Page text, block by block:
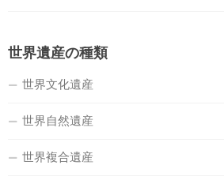
世界遺産の種類
世界文化遺産
世界自然遺産
世界複合遺産